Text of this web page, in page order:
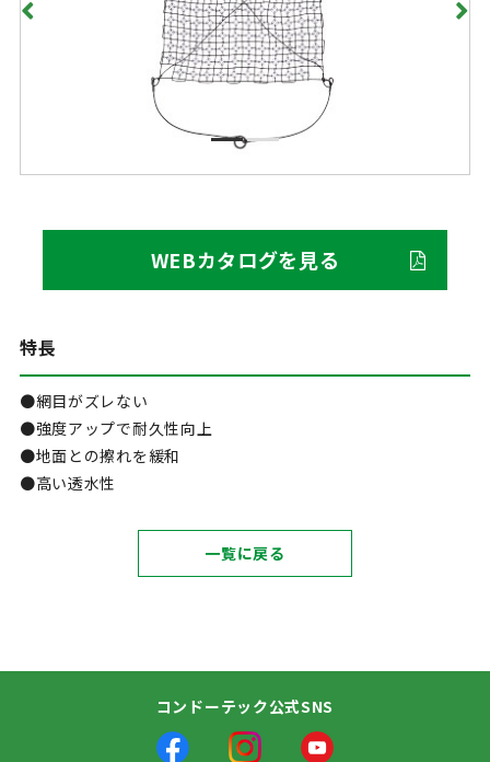
WEBカタログを見る
特長
●網目がズレない
●強度アップで耐久性向上
●地面との擦れを緩和
●高い透水性
一覧に戻る
コンドーテック公式SNS